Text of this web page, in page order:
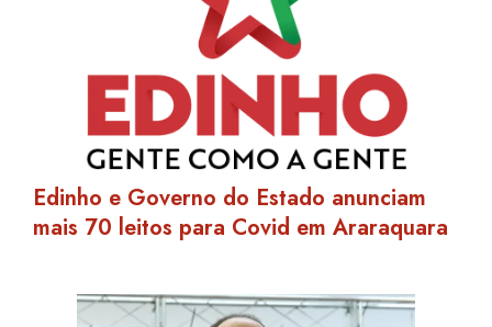
Edinho e Governo do Estado anunciam
mais 70 leitos para Covid em Araraquara